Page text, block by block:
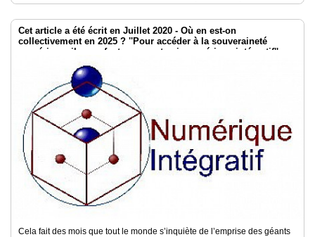
Cet article a été écrit en Juillet 2020 - Où en est-on
collectivement en 2025 ? ''Pour accéder à la souveraineté
numérique, il nous faut penser et agir numérique intégratif''
Cela fait des mois que tout le monde s’inquiète de l’emprise des géants